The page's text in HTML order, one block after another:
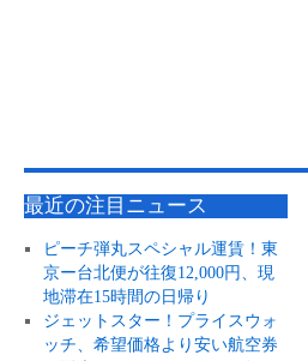
最近の注目ニュース
ピーチ弾丸スペシャル運賃！東
京ー台北便が往復12,000円、現
地滞在15時間の日帰り
ジェットスター！プライスウォ
ッチ、希望価格より安い航空券